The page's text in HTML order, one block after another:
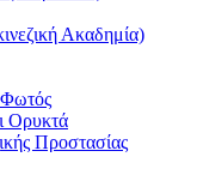
Ακαδημία)
Φωτός
Ορυκτά
Προστασίας